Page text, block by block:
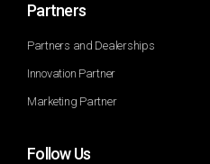
Partners
Partners and Dealerships
Innovation Partner
Marketing Partner
Follow Us